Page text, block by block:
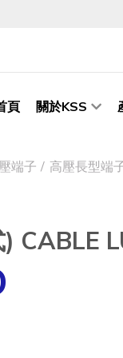
頁 關於KSS
端子 高壓長型端
CABLE